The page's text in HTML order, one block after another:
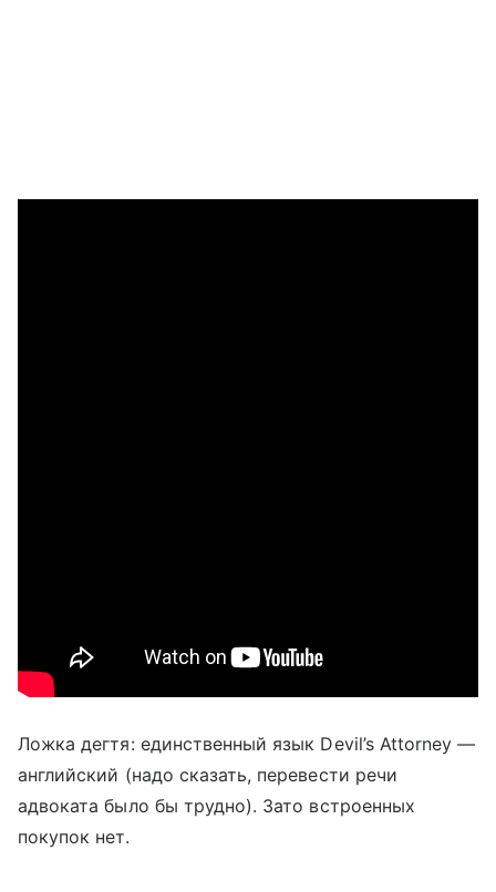
Ложка дегтя: единственный язык Devil’s Attorney —
английский (надо сказать, перевести речи
адвоката было бы трудно). Зато встроенных
покупок нет.